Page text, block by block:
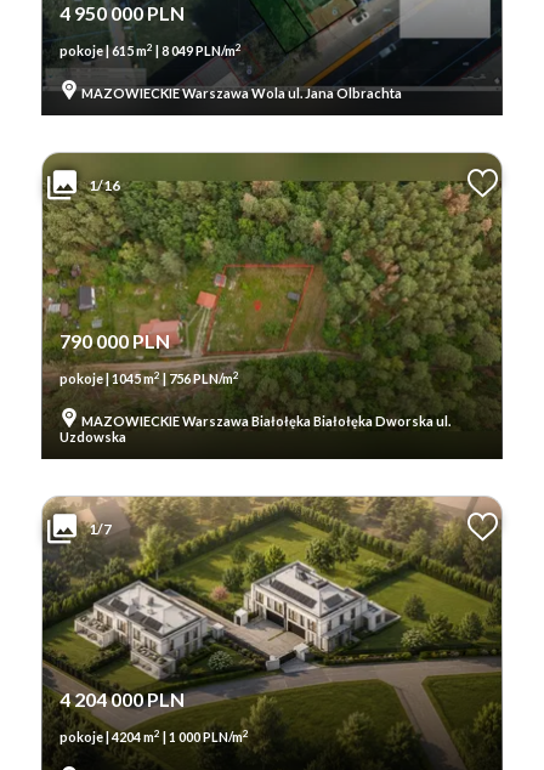
4 950 000 PLN
pokoje | 615 m2 | 8 049 PLN/m2
MAZOWIECKIE Warszawa Wola ul. Jana Olbrachta
1/16
790 000 PLN
pokoje | 1045 m2| 756 PLN/m2
MAZOWIECKIE Warszawa Białołęka Białołęka Dworska ul.
Uzdowska
1/7
4 204 000 PLN
pokoje | 4204 m2 | 1 000 PLN/m2